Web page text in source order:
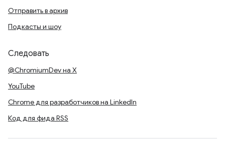
Отправить в архив
Подкасты и шоу
Следовать
@ChromiumDev на X
YouTube
Chrome для разработчиков на LinkedIn
Код для фида RSS